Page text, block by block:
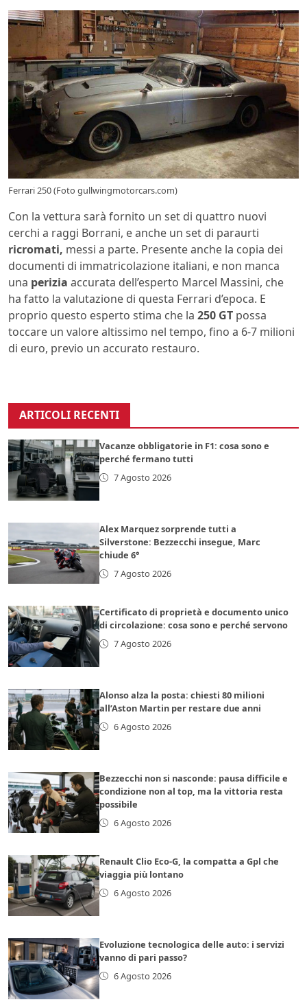
Ferrari 250 (Foto gullwingmotorcars.com)
Con la vettura sarà fornito un set di quattro nuovi
cerchi a raggi Borrani, e anche un set di paraurti
ricromati, messi a parte. Presente anche la copia dei
documenti di immatricolazione italiani, e non manca
una perizia accurata dell’esperto Marcel Massini, che
ha fatto la valutazione di questa Ferrari d’epoca. E
proprio questo esperto stima che la 250 GT possa
toccare un valore altissimo nel tempo, fino a 6-7 milioni
di euro, previo un accurato restauro.
ARTICOLI RECENTI
Vacanze obbligatorie in F1: cosa sono e
perché fermano tutti
7 Agosto 2026
Alex Marquez sorprende tutti a
Silverstone: Bezzecchi insegue, Marc
chiude 6°
7 Agosto 2026
Certificato di proprietà e documento unico
di circolazione: cosa sono e perché servono
7 Agosto 2026
Alonso alza la posta: chiesti 80 milioni
all’Aston Martin per restare due anni
6 Agosto 2026
Bezzecchi non si nasconde: pausa difficile e
condizione non al top, ma la vittoria resta
possibile
6 Agosto 2026
Renault Clio Eco-G, la compatta a Gpl che
viaggia più lontano
6 Agosto 2026
Evoluzione tecnologica delle auto: i servizi
vanno di pari passo?
6 Agosto 2026